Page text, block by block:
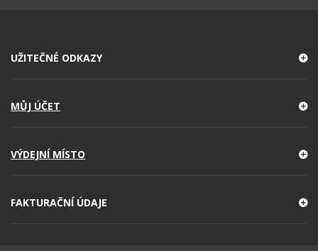
UŽITEČNÉ ODKAZY
MŮJ ÚČET
VÝDEJNÍ MÍSTO
FAKTURAČNÍ ÚDAJE